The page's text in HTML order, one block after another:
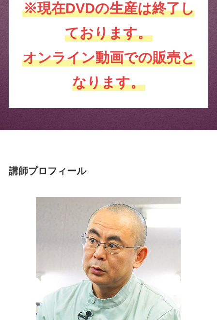
※現在DVDの生産は終了し
ております。
オンライン動画での販売と
なります。
講師プロフィール